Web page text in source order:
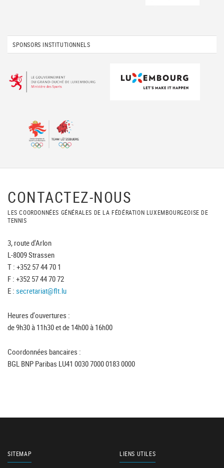
SPONSORS INSTITUTIONNELS
CONTACTEZ-NOUS
LES COORDONNÉES GÉNÉRALES DE LA FÉDÉRATION LUXEMBOURGEOISE DE
TENNIS
3, route d'Arlon
L-8009 Strassen
T : +352 57 44 70 1
F : +352 57 44 70 72
E : secretariat@flt.lu
Heures d'ouvertures :
de 9h30 à 11h30 et de 14h00 à 16h00
Coordonnées bancaires :
BGL BNP Paribas LU41 0030 7000 0183 0000
SITEMAP LIENS UTILES